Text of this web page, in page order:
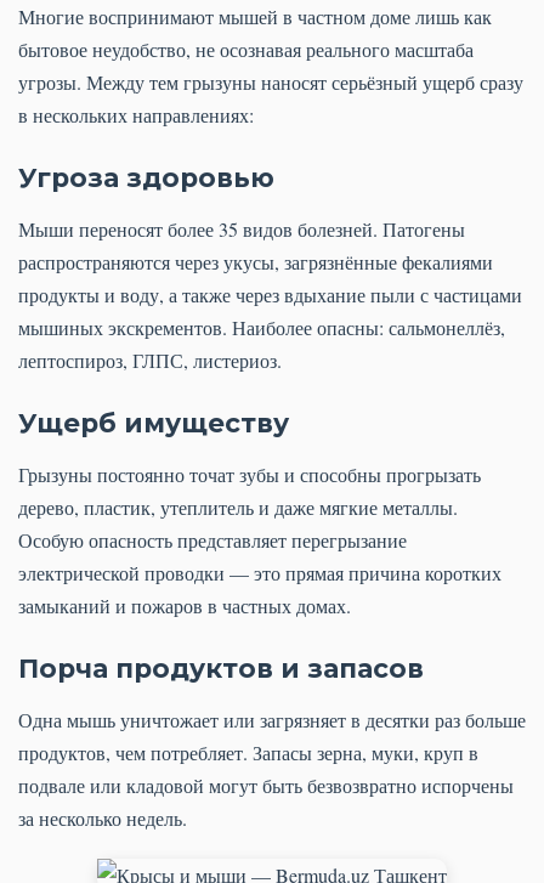
Многие воспринимают мышей в частном доме лишь как
бытовое неудобство, не осознавая реального масштаба
угрозы. Между тем грызуны наносят серьёзный ущерб сразу
в нескольких направлениях:
Угроза здоровью
Мыши переносят более 35 видов болезней. Патогены
распространяются через укусы, загрязнённые фекалиями
продукты и воду, а также через вдыхание пыли с частицами
мышиных экскрементов. Наиболее опасны: сальмонеллёз,
лептоспироз, ГЛПС, листериоз.
Ущерб имуществу
Грызуны постоянно точат зубы и способны прогрызать
дерево, пластик, утеплитель и даже мягкие металлы.
Особую опасность представляет перегрызание
электрической проводки — это прямая причина коротких
замыканий и пожаров в частных домах.
Порча продуктов и запасов
Одна мышь уничтожает или загрязняет в десятки раз больше
продуктов, чем потребляет. Запасы зерна, муки, круп в
подвале или кладовой могут быть безвозвратно испорчены
за несколько недель.